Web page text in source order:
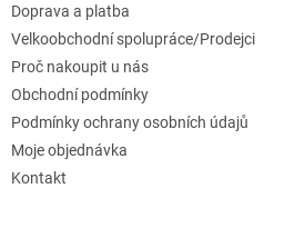
Doprava a platba
Velkoobchodní spolupráce/Prodejci
Proč nakoupit u nás
Obchodní podmínky
Podmínky ochrany osobních údajů
Moje objednávka
Kontakt